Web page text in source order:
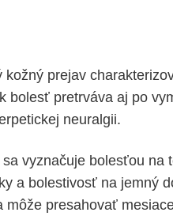
kožný prejav
bolesť pretrváva aj po
neuralgii.
vyznačuje bolesťou na
a bolestivosť na jemný
môže presahovať